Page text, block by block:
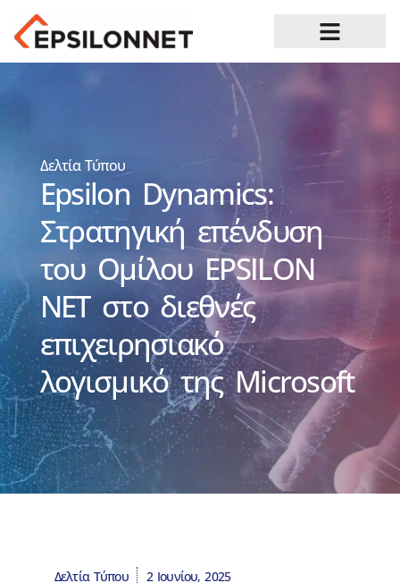
Δελτία Τύπου
Epsilon Dynamics:
Στρατηγική επένδυση
του Ομίλου EPSILON
NET στο διεθνές
επιχειρησιακό
λογισμικό της Microsoft
Δελτία Τύπου 2 Ιουνίου, 2025